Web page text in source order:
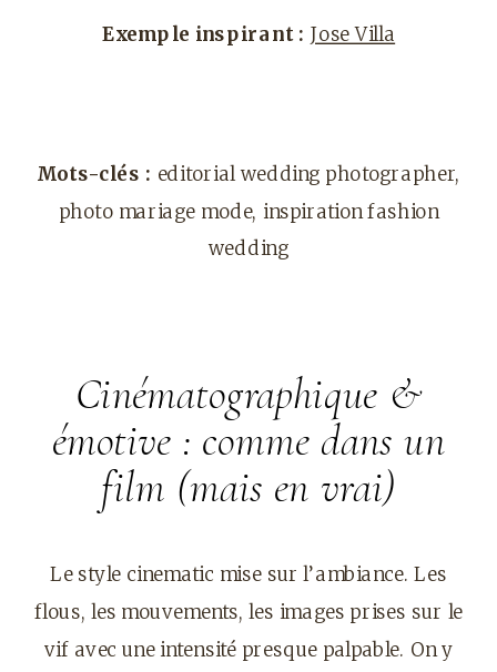
Exemple inspirant : Jose Villa
Mots-clés : editorial wedding photographer,
photo mariage mode, inspiration fashion
wedding
Cinématographique &
émotive : comme dans un
film (mais en vrai)
Le style cinematic mise sur l’ambiance. Les
flous, les mouvements, les images prises sur le
vif avec une intensité presque palpable. On y